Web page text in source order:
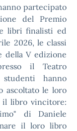
partecipato
del Premio
libri finalisti ed
2026, le classi
della V edizione
il Teatro
hanno
ascoltato le loro
il libro vincitore:
di Daniele
il loro libro